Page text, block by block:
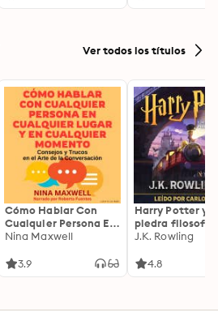
Ver todos los títulos
Cómo Hablar Con
Cualquier Persona En
Cualquier Lugar Y En
Nina Maxwell
3.9
Harry Potter y
piedra filosofal
J.K. Rowling
4.8